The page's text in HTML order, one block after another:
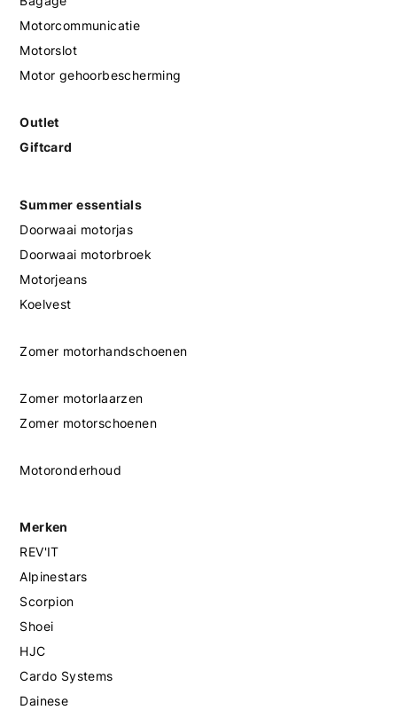
Motorcommunicatie
Motorslot
Motor gehoorbescherming
Outlet
Giftcard
Summer essentials
Doorwaai motorjas
Doorwaai motorbroek
Motorjeans
Koelvest
Zomer motorhandschoenen
Zomer motorlaarzen
Zomer motorschoenen
Motoronderhoud
Merken
REV'IT
Alpinestars
Scorpion
Shoei
HJC
Cardo Systems
Dainese